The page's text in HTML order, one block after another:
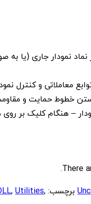
نماد نمودار جاری (یا به
معاملاتی و کنترل
خطوط حمایت و
– هنگام کلیک بر روی
There
برچسب: ,Utilities,